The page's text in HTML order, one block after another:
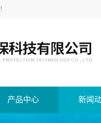
！
产品中心 新闻